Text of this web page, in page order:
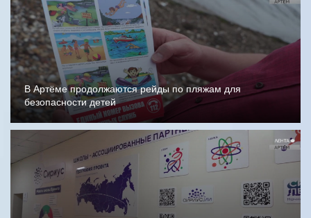
В Артёме продолжаются рейды по пляжам для
безопасности детей